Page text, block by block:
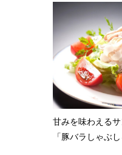
甘みを味わえる
「豚バラしゃぶ